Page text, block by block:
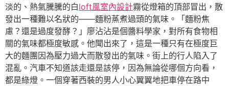
淡的、熱氣騰騰的白loft風室內設計霧從燈箱的頂部冒出，散
發出一種難以名狀的——麵粉蒸煮過頭的氣味。「麵粉焦
慮？還是過度發酵？」廖沾沾是個醬料學家，對所有食物相
關的氣味都極度敏感。他聞出來了，這是一種只有在極度巨
大的麵團因為壓力過大而散發出的氣味。街上的行人陷入了
混亂。汽車不知道該走還是該停，因為無論從哪個方向看，
都是綠燈。一個穿著西裝的男人小心翼翼地把車停在路中